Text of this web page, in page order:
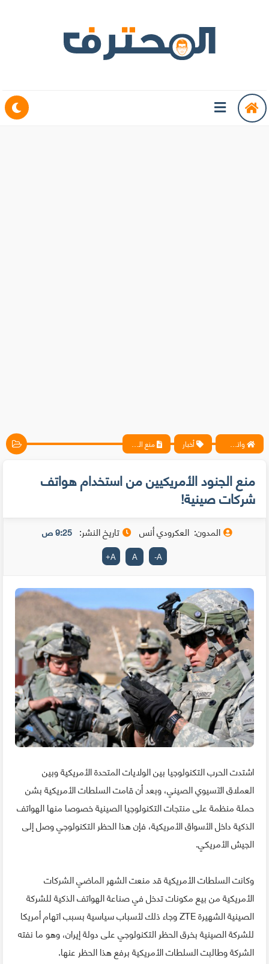
واتس آب ، فيسبوك ، أنترنت ، شروحات تقنية حصرية - المحترف أخبار منع الجنود الأمريكيين من استخدام هواتف شركات صينية!
منع الجنود الأمريكيين من استخدام هواتف
شركات صينية!
المدون: العكرودي أنس تاريخ النشر: 9:25 ص
A
-
A
A
+
اشتدت الحرب التكنولوجيا بين الولايات المتحدة الأمريكية وبين
العملاق الآسيوي الصيني، وبعد أن قامت السلطات الأمريكية بشن
حملة منظمة على منتجات التكنولوجيا الصينية خصوصا منها الهواتف
الذكية داخل الأسواق الأمريكية، فإن هذا الحظر التكنولوجي وصل إلى
الجيش الأمريكي.
وكانت السلطات الأمريكية قد منعت الشهر الماضي الشركات
الأمريكية من بيع مكونات تدخل في صناعة الهواتف الذكية للشركة
الصينية الشهيرة ZTE وجاء ذلك لأسباب سياسية بسبب اتهام أمريكا
للشركة الصينية بخرق الحظر التكنولوجي على دولة إيران، وهو ما نفته
الشركة وطالبت السلطات الأمريكية برفع هذا الحظر عنها.